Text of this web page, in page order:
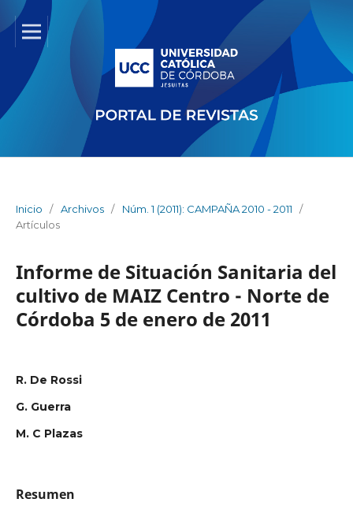
Inicio / Archivos / Núm. 1 (2011): CAMPAÑA 2010 - 2011
/
Artículos
Informe de Situación Sanitaria del
cultivo de MAIZ Centro - Norte de
Córdoba 5 de enero de 2011
R. De Rossi
G. Guerra
M. C Plazas
Resumen